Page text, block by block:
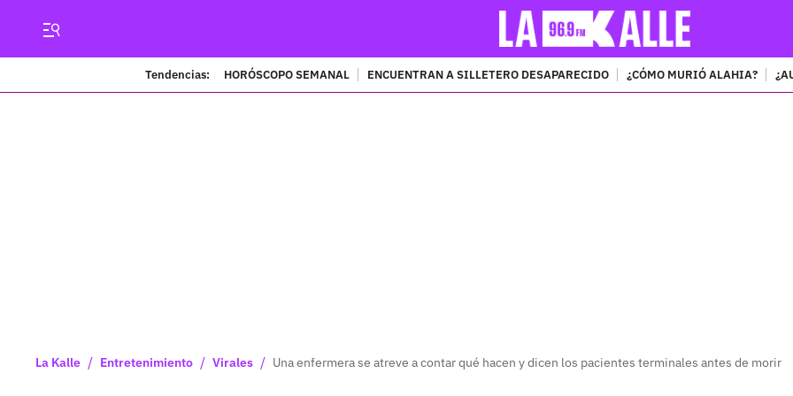
Tendencias: HORÓSCOPO SEMANAL ENCUENTRAN A SILLETERO DESAPARECIDO ¿CÓMO MURIÓ ALAHIA?
La Kalle / Entretenimiento / Virales / Una enfermera se atreve a contar qué hacen y dicen los pacientes terminales antes de morir